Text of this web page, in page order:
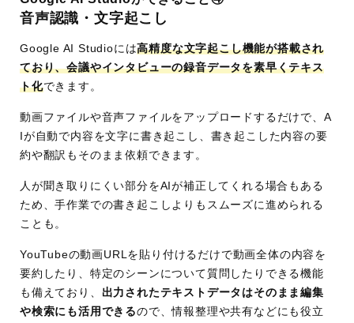
音声認識・文字起こし
Google AI Studioには高精度な文字起こし機能が搭載され
ており、会議やインタビューの録音データを素早くテキス
ト化できます。
動画ファイルや音声ファイルをアップロードするだけで、A
Iが自動で内容を文字に書き起こし、書き起こした内容の要
約や翻訳もそのまま依頼できます。
人が聞き取りにくい部分をAIが補正してくれる場合もある
ため、手作業での書き起こしよりもスムーズに進められる
ことも。
YouTubeの動画URLを貼り付けるだけで動画全体の内容を
要約したり、特定のシーンについて質問したりできる機能
も備えており、 出力されたテキストデータはそのまま編集
や検索にも活用できるので、情報整理や共有などにも役立